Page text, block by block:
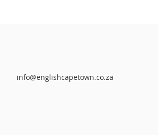
info@englishcapetown.co.za